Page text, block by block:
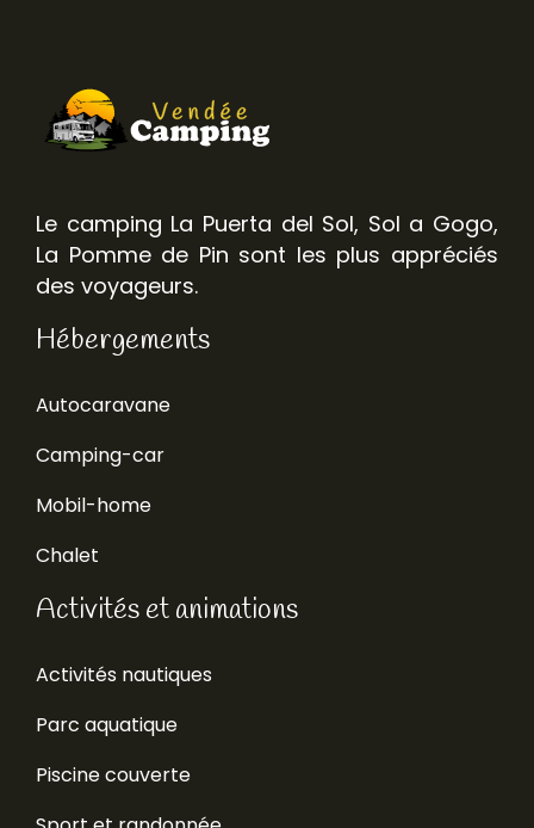
Le camping La Puerta del Sol, Sol a Gogo,
La Pomme de Pin sont les plus appréciés
des voyageurs.
Hébergements
Autocaravane
Camping-car
Mobil-home
Chalet
Activités et animations
Activités nautiques
Parc aquatique
Piscine couverte